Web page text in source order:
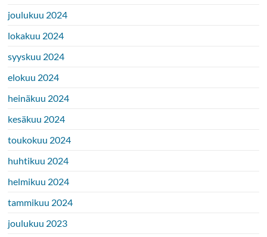
joulukuu 2024
lokakuu 2024
syyskuu 2024
elokuu 2024
heinäkuu 2024
kesäkuu 2024
toukokuu 2024
huhtikuu 2024
helmikuu 2024
tammikuu 2024
joulukuu 2023